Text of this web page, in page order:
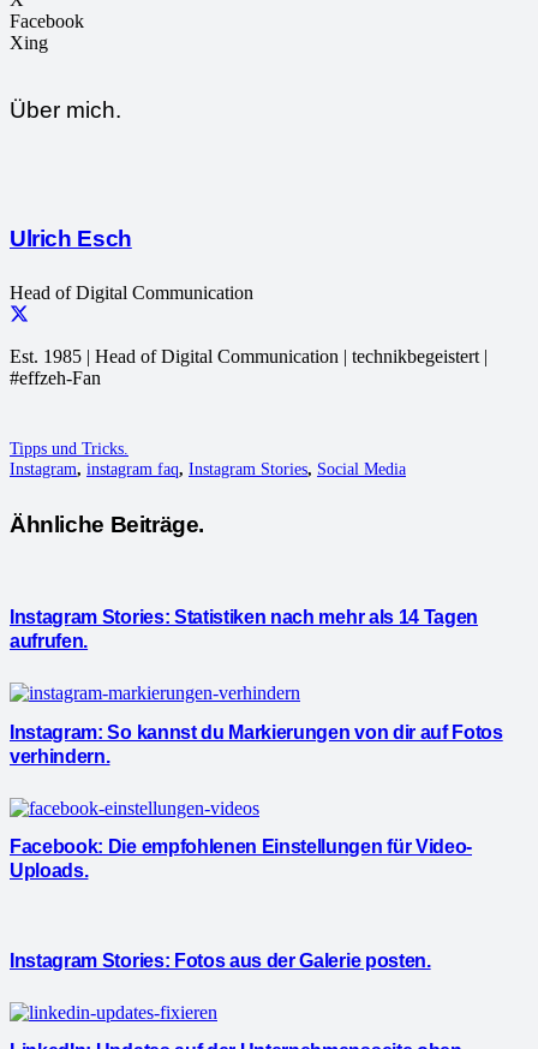
Facebook
Xing
Über mich.
Ulrich Esch
Head of Digital Communication
Est. 1985 | Head of Digital Communication | technikbegeistert |
#effzeh-Fan
Tipps und Tricks.
Instagram, instagram faq, Instagram Stories, Social Media
Ähnliche Beiträge.
Instagram Stories: Statistiken nach mehr als 14 Tagen
aufrufen.
Instagram: So kannst du Markierungen von dir auf Fotos
verhindern.
Facebook: Die empfohlenen Einstellungen für Video-
Uploads.
Instagram Stories: Fotos aus der Galerie posten.